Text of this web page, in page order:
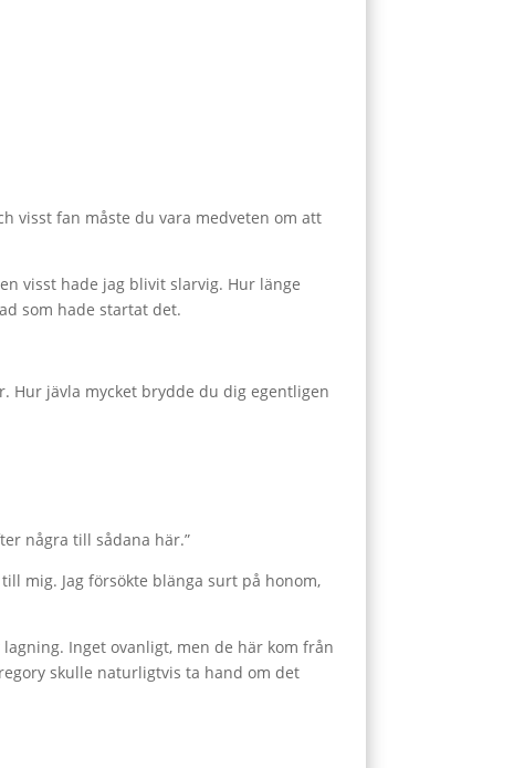
visst fan måste du vara medveten om att
visst hade jag blivit slarvig. Hur länge
som hade startat det.
Hur jävla mycket brydde du dig egentligen
några till sådana här.”
mig. Jag försökte blänga surt på honom,
Inget ovanligt, men de här kom från
skulle naturligtvis ta hand om det